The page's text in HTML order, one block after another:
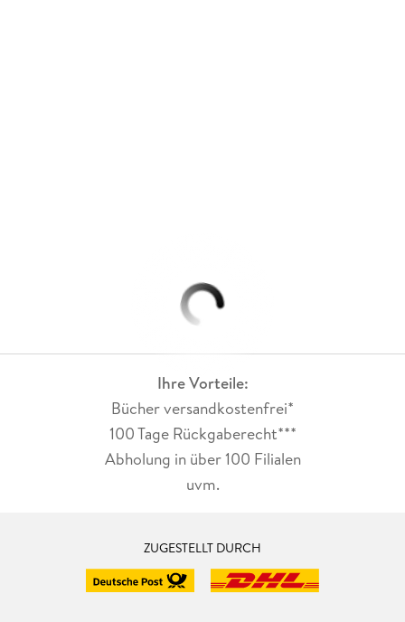
Ihre Vorteile:
Bücher versandkostenfrei*
100 Tage Rückgaberecht***
Abholung in über 100 Filialen
uvm.
ZUGESTELLT DURCH